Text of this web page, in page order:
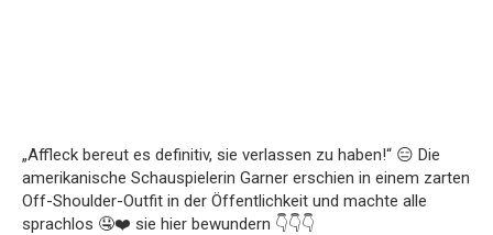
„Affleck bereut es definitiv, sie verlassen zu haben!“ 😑 Die
amerikanische Schauspielerin Garner erschien in einem zarten
Off-Shoulder-Outfit in der Öffentlichkeit und machte alle
sprachlos 🤤❤️ sie hier bewundern 👇👇👇